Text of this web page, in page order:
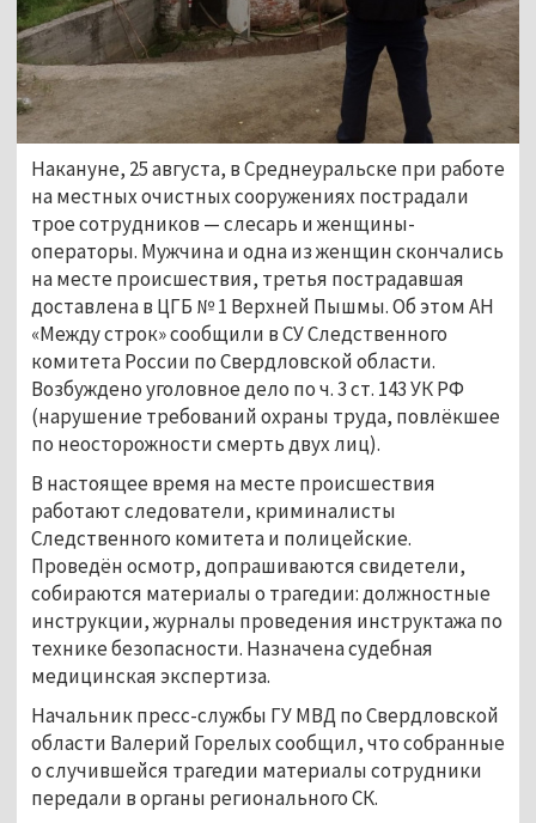
Накануне, 25 августа, в Среднеуральске при работе
на местных очистных сооружениях пострадали
трое сотрудников — слесарь и женщины-
операторы. Мужчина и одна из женщин скончались
на месте происшествия, третья пострадавшая
доставлена в ЦГБ № 1 Верхней Пышмы. Об этом АН
«Между строк» сообщили в СУ Следственного
комитета России по Свердловской области.
Возбуждено уголовное дело по ч. 3 ст. 143 УК РФ
(нарушение требований охраны труда, повлёкшее
по неосторожности смерть двух лиц).
В настоящее время на месте происшествия
работают следователи, криминалисты
Следственного комитета и полицейские.
Проведён осмотр, допрашиваются свидетели,
собираются материалы о трагедии: должностные
инструкции, журналы проведения инструктажа по
технике безопасности. Назначена судебная
медицинская экспертиза.
Начальник пресс-службы ГУ МВД по Свердловской
области Валерий Горелых сообщил, что собранные
о случившейся трагедии материалы сотрудники
передали в органы регионального СК.